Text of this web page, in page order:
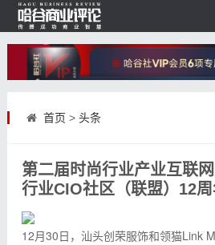
首页 > 头条
第二届时尚行业产业互联
行业CIO社区（联盟）12
12月30日，汕头创荣服饰和领猫Link